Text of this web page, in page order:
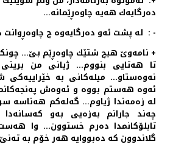
ده‌رگایه‌ك هه‌یه‌ چاوه‌ڕێمانه‌…
- : له‌ پشت ئه‌و ده‌رگایه‌وه‌ چ چاوه‌ڕوانت
+ نامه‌وێ هیچ شتێك چاوه‌ڕێم بێ…
تا هه‌تایی بنووم… ژیانی من
نه‌وه‌ستاو… میله‌كانی به‌ خێراییه‌كی
ئه‌وه‌ هه‌ستم بووه‌ و ئه‌وه‌ش په‌نجه‌كانم
له‌ زه‌مه‌ندا ژیاوم… گه‌له‌كم هه‌ناسه‌
چه‌ند جارانم به‌زه‌یی به‌و
تابلۆكانمدا ده‌رم خستوون… وا
گلاندوون كه‌ ده‌بووایه‌ هه‌ر خۆم به‌ ته‌نێ